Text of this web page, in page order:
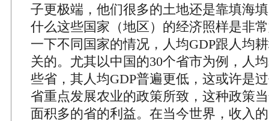
子更极端，他们很多的土地还是靠填海
什么这些国家（地区）的经济照样是非
一下不同国家的情况，人均GDP跟人均
关的。尤其以中国的30个省市为例，人
些省，其人均GDP普遍更低，这或许是
省重点发展农业的政策所致，这种政策
面积多的省的利益。在当今世界，收入